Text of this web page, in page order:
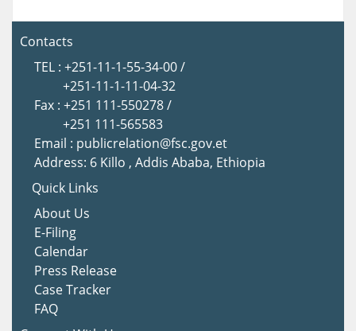
Contacts
TEL : +251-11-1-55-34-00 /
+251-11-1-11-04-32
Fax : +251 111-550278 /
+251 111-565583
Email : publicrelation@fsc.gov.et
Address: 6 Killo , Addis Ababa, Ethiopia
Quick Links
About Us
E-Filing
Calendar
Press Release
Case Tracker
FAQ